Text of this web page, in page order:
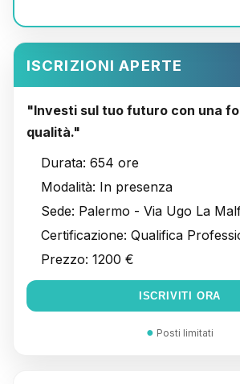
ISCRIZIONI APERTE
"Investi sul tuo futuro con una
qualità."
Durata: 654 ore
Modalità: In presenza
Sede: Palermo - Via Ugo La
Certificazione: Qualifica
Prezzo: 1200 €
ISCRIVITI ORA
● Posti limitati